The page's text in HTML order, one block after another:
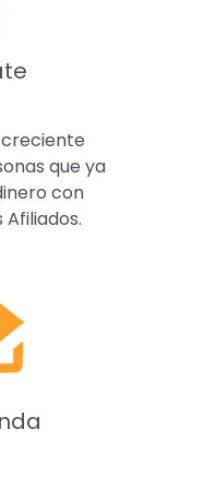
que ya
con